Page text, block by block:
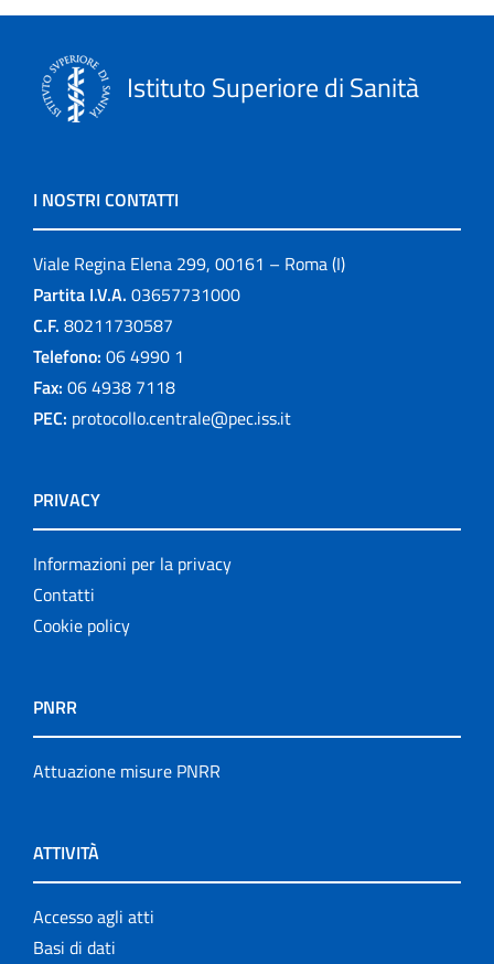
Istituto Superiore di Sanità
I NOSTRI CONTATTI
Viale Regina Elena 299, 00161 – Roma (I)
Partita I.V.A. 03657731000
C.F. 80211730587
Telefono: 06 4990 1
Fax: 06 4938 7118
PEC: protocollo.centrale@pec.iss.it
PRIVACY
Informazioni per la privacy
Contatti
Cookie policy
PNRR
Attuazione misure PNRR
ATTIVITÀ
Accesso agli atti
Basi di dati